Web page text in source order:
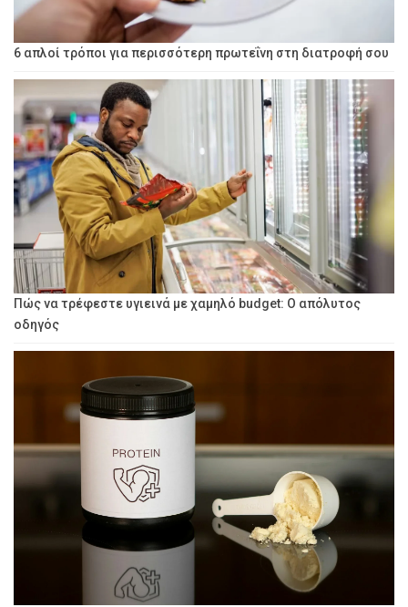
6 απλοί τρόποι για περισσότερη πρωτεΐνη στη διατροφή σου
Πώς να τρέφεστε υγιεινά με χαμηλό budget: Ο απόλυτος
οδηγός